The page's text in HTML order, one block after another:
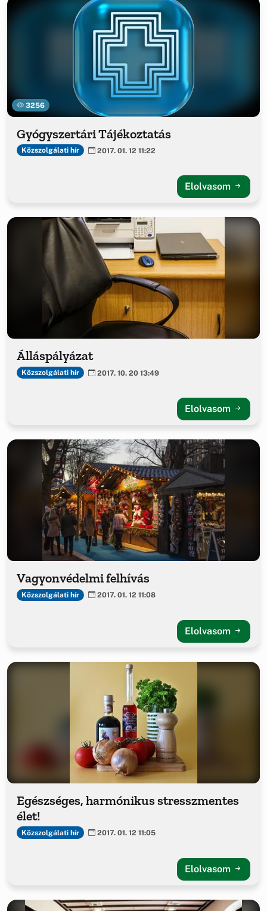
3256
Gyógyszertári Tájékoztatás
Közszolgálati hír 2017. 01. 12 11:22
Elolvasom
Álláspályázat
Közszolgálati hír 2017. 10. 20 13:49
Elolvasom
Vagyonvédelmi felhívás
Közszolgálati hír 2017. 01. 12 11:08
Elolvasom
Egészséges, harmónikus stresszmentes
élet!
Közszolgálati hír 2017. 01. 12 11:05
Elolvasom